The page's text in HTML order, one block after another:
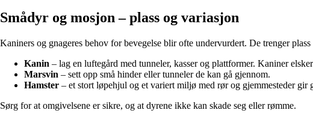
Smådyr og mosjon – plass og variasjon
Kaniners og gnageres behov for bevegelse blir ofte undervurdert. De trenger
Kanin – lag en luftegård med tunneler, kasser og plattformer. Kaniner
Marsvin – sett opp små hinder eller tunneler de kan gå gjennom.
Hamster – et stort løpehjul og et variert miljø med rør og gjemmesteder gir
Sørg for at omgivelsene er sikre, og at dyrene ikke kan skade seg eller rømme.